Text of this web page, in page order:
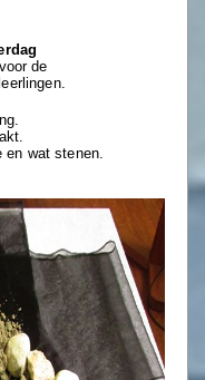
de
en wat stenen.